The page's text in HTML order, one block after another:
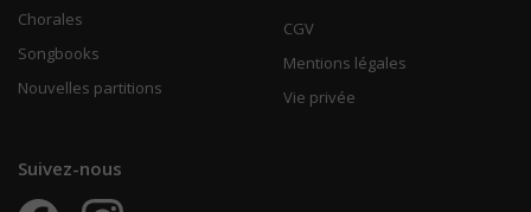
Chorales
Songbooks
Nouvelles partitions
CGV
Mentions légales
Vie privée
Suivez-nous